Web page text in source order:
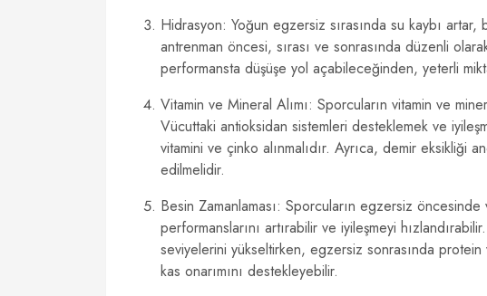
Hidrasyon: Yoğun egzersiz sırasında su kaybı
antrenman öncesi, sırası ve sonrasında düzenli
performansta düşüşe yol açabileceğinden, yeterli
Vitamin ve Mineral Alımı: Sporcuların vitamin ve
Vücuttaki antioksidan sistemleri desteklemek ve
vitamini ve çinko alınmalıdır. Ayrıca, demir eksikliği
edilmelidir.
Besin Zamanlaması: Sporcuların egzersiz
performanslarını artırabilir ve iyileşmeyi
seviyelerini yükseltirken, egzersiz sonrasında
kas onarımını destekleyebilir.